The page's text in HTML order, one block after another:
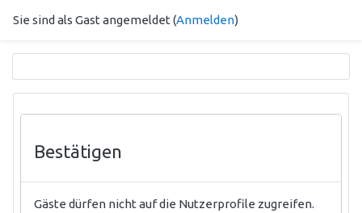
Sie sind als Gast angemeldet (Anmelden)
Bestätigen
Gäste dürfen nicht auf die Nutzerprofile zugreifen.